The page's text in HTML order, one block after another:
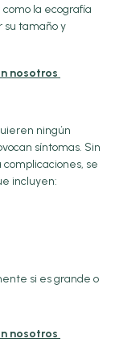
la ecografía
su tamaño y
nosotros
ningún
síntomas. Sin
complicaciones, se
incluyen:
si es grande o
nosotros